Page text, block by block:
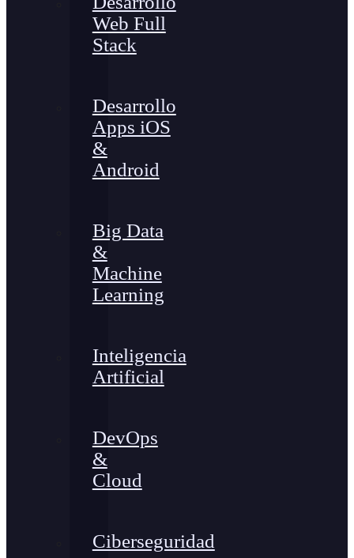
Web Full
Stack
Desarrollo
Apps iOS
&
Android
Big Data
&
Machine
Learning
Inteligencia
Artificial
DevOps
&
Cloud
Ciberseguridad